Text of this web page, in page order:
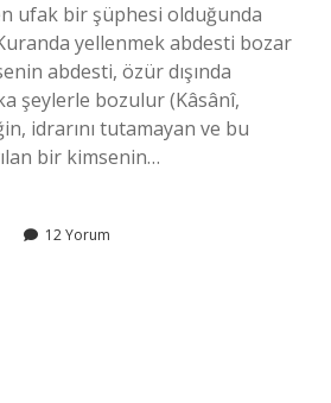
ufak bir şüphesi olduğunda
yellenmek abdesti bozar
abdesti, özür dışında
şeylerle bozulur (Kâsânî,
idrarını tutamayan ve bu
bir kimsenin…
12 Yorum